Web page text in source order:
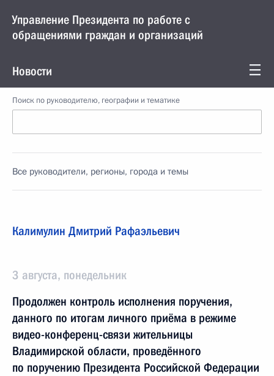
Управление Президента по работе с
обращениями граждан и организаций
Новости
Поиск по руководителю, географии и тематике
Все руководители, регионы, города и темы
Калимулин Дмитрий Рафаэльевич
3 августа, понедельник
Продолжен контроль исполнения поручения,
данного по итогам личного приёма в режиме
видео-конференц-связи жительницы
Владимирской области, проведённого
по поручению Президента Российской Федерации